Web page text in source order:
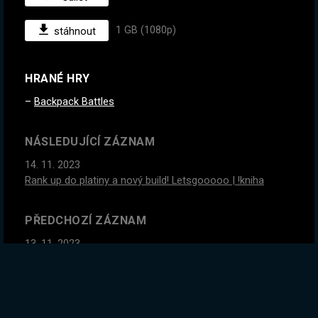
stáhnout 1 GB (1080p)
HRANÉ HRY
Backpack Battles
NÁSLEDUJÍCÍ ZÁZNAM
14. 11. 2023
Rank up do platiny a nový build! Letsgooooo | !kniha
PŘEDCHOZÍ ZÁZNAM
13. 11. 2023